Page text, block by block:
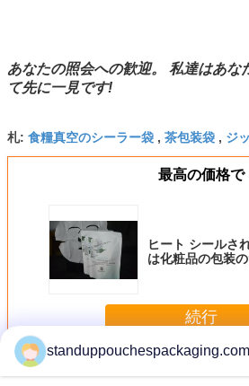
あなたの照会への歓迎。 私達はあな
て先に一見です!
札: 食糧真空のシーラー袋 , 茶包装袋 , ジ
最高の価格で
ヒート シールさ
は化粧品の包装
続行
多くアルミ ホイルは袋を立てます
standuppouchespackaging.com